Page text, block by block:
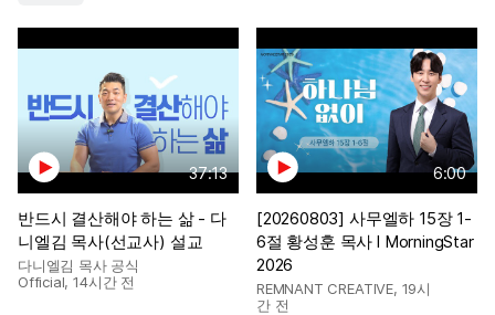
37:13
반드시 결산해야 하는 삶 - 다
니엘김 목사(선교사) 설교
다니엘김 목사 공식
Official,14시간 전
6:00
[20260803] 사무엘하 15장 1-
6절 황성훈 목사 l MorningStar
2026
REMNANT CREATIVE, 19시
간 전